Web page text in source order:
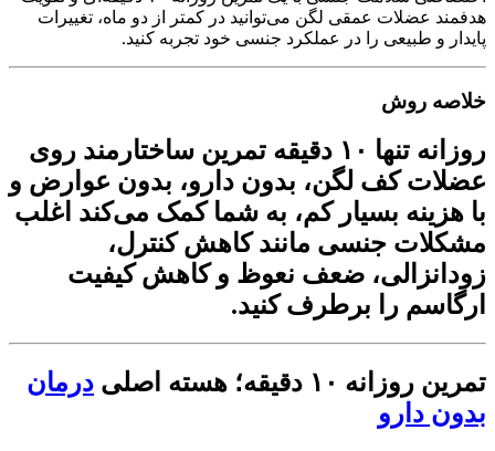
هدفمند عضلات عمقی لگن می‌توانید در کمتر از دو ماه، تغییرات
پایدار و طبیعی را در عملکرد جنسی خود تجربه کنید.
خلاصه روش
روزانه تنها ۱۰ دقیقه تمرین ساختارمند روی
عضلات کف لگن، بدون دارو، بدون عوارض و
با هزینه بسیار کم، به شما کمک می‌کند اغلب
مشکلات جنسی مانند کاهش کنترل،
زودانزالی، ضعف نعوظ و کاهش کیفیت
ارگاسم را برطرف کنید.
تمرین روزانه ۱۰ دقیقه؛ هسته اصلی
درمان
بدون دارو